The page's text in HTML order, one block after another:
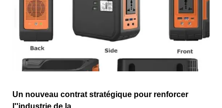
Un nouveau contrat stratégique pour renforcer
l''industrie de la